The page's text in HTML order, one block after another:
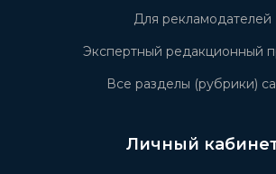
Для рекламодателей
Экспертный редакционный
Все разделы (рубрики)
Личный